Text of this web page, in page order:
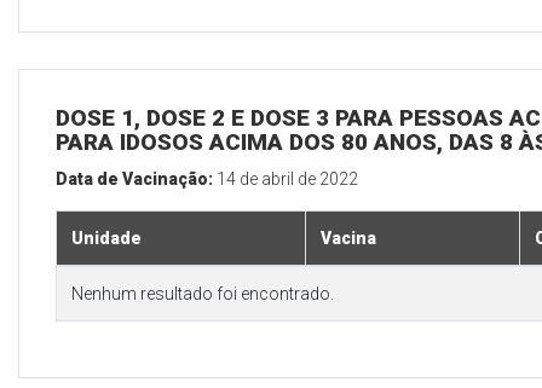
DOSE 1, DOSE 2 E DOSE 3 PARA PESSOAS
PARA IDOSOS ACIMA DOS 80 ANOS, DAS 8
Data de Vacinação: 14 de abril de 2022
Unidade Vacina
Nenhum resultado foi encontrado.